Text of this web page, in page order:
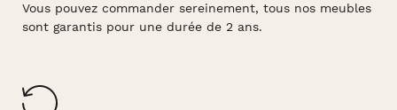
Vous pouvez commander sereinement, tous nos meubles
sont garantis pour une durée de 2 ans.